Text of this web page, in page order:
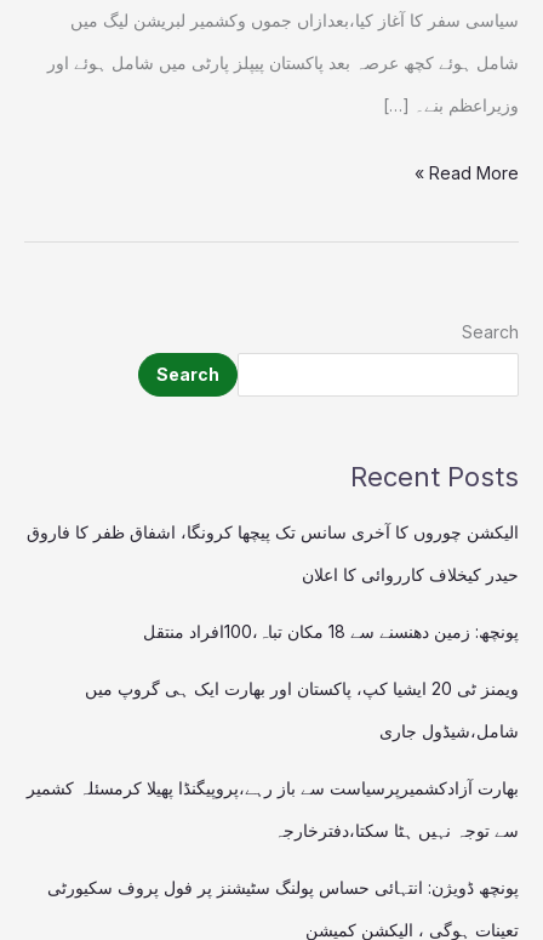
سیاسی سفر کا آغاز کیا،بعدازاں جموں وکشمیر لبریشن لیگ میں
شامل ہوئے کچھ عرصہ بعد پاکستان پیپلز پارٹی میں شامل ہوئے اور
وزیراعظم بنے۔ […]
Read More »
Search
Search
Recent Posts
الیکشن چوروں کا آخری سانس تک پیچھا کرونگا، اشفاق ظفر کا فاروق
حیدر کیخلاف کارروائی کا اعلان
پونچھ: زمین دھنسنے سے 18 مکان تباہ،100افراد منتقل
ویمنز ٹی 20 ایشیا کپ، پاکستان اور بھارت ایک ہی گروپ میں
شامل،شیڈول جاری
بھارت آزادکشمیرپرسیاست سے باز رہے،پروپیگنڈا پھیلا کرمسئلہ کشمیر
سے توجہ نہیں ہٹا سکتا،دفترخارجہ
پونچھ ڈویژن: انتہائی حساس پولنگ سٹیشنز پر فول پروف سکیورٹی
تعینات ہوگی ، الیکشن کمیشن